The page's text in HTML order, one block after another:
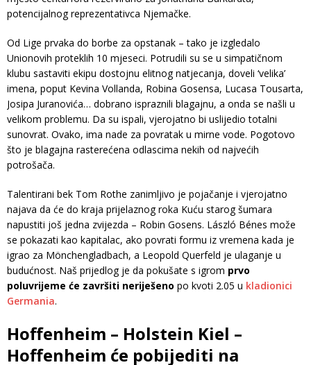
potencijalnog reprezentativca Njemačke.
Od Lige prvaka do borbe za opstanak – tako je izgledalo
Unionovih proteklih 10 mjeseci. Potrudili su se u simpatičnom
klubu sastaviti ekipu dostojnu elitnog natjecanja, doveli ‘velika’
imena, poput Kevina Vollanda, Robina Gosensa, Lucasa Tousarta,
Josipa Juranovića… dobrano ispraznili blagajnu, a onda se našli u
velikom problemu. Da su ispali, vjerojatno bi uslijedio totalni
sunovrat. Ovako, ima nade za povratak u mirne vode. Pogotovo
što je blagajna rasterećena odlascima nekih od najvećih
potrošača.
Talentirani bek Tom Rothe zanimljivo je pojačanje i vjerojatno
najava da će do kraja prijelaznog roka Kuću starog šumara
napustiti još jedna zvijezda – Robin Gosens. László Bénes može
se pokazati kao kapitalac, ako povrati formu iz vremena kada je
igrao za Mönchengladbach, a Leopold Querfeld je ulaganje u
budućnost. Naš prijedlog je da pokušate s igrom prvo
poluvrijeme će završiti neriješeno po kvoti 2.05 u kladionici
Germania.
Hoffenheim – Holstein Kiel –
Hoffenheim će pobijediti na